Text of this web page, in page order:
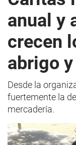
anual y
crecen
abrigo
Desde la
fuertemente la
mercadería.